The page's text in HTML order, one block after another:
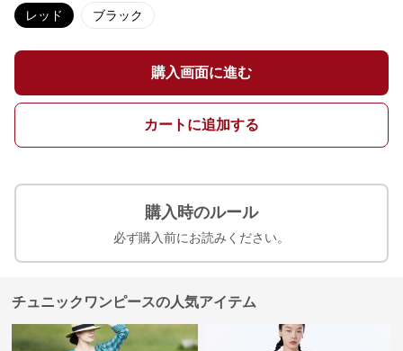
レッド ブラック
購入画面に進む
カートに追加する
購入時のルール
必ず購入前にお読みください。
チュニックワンピースの人気アイテム